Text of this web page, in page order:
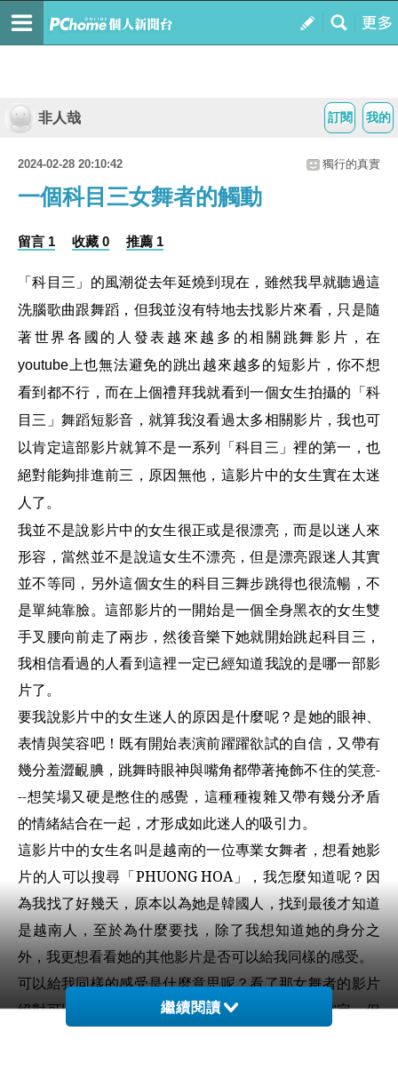
我的
訂閱
非人哉
2024-02-28 20:10:42 獨行的真實
一個科目三女舞者的觸動
留言 1 收藏 0 推薦 1
「科目三」的風潮從去年延燒到現在，雖然我早就聽過這
洗腦歌曲跟舞蹈，但我並沒有特地去找影片來看，只是隨
著世界各國的人發表越來越多的相關跳舞影片，在
youtube 上也無法避免的跳出越來越多的短影片，你不想
看到都不行，而在上個禮拜我就看到一個女生拍攝的「科
目三」舞蹈短影音，就算我沒看過太多相關影片，我也可
以肯定這部影片就算不是一系列「科目三」裡的第一，也
絕對能夠排進前三，原因無他，這影片中的女生實在太迷
人了。
我並不是說影片中的女生很正或是很漂亮，而是以迷人來
形容，當然並不是說這女生不漂亮，但是漂亮跟迷人其實
並不等同，另外這個女生的科目三舞步跳得也很流暢，不
是單純靠臉。這部影片的一開始是一個全身黑衣的女生雙
手叉腰向前走了兩步，然後音樂下她就開始跳起科目三，
我相信看過的人看到這裡一定已經知道我說的是哪一部影
片了。
要我說影片中的女生迷人的原因是什麼呢？是她的眼神、
表情與笑容吧！既有開始表演前躍躍欲試的自信，又帶有
幾分羞澀靦腆，跳舞時眼神與嘴角都帶著掩飾不住的笑意-
--想笑場又硬是憋住的感覺，這種種複雜又帶有幾分矛盾
的情緒結合在一起，才形成如此迷人的吸引力。
這影片中的女生名叫是越南的一位專業女舞者，想看她影
片的人可以搜尋「PHUONG HOA」，我怎麼知道呢？因
為我找了好幾天，原本以為她是韓國人，找到最後才知道
是越南人，至於為什麼要找，除了我想知道她的身分之
外，我更想看看她的其他影片是否可以給我同樣的感受。
可以給我同樣的感受是什麼意思呢？看了那女舞者的影片
絕對可以判斷她是專業的，是否專業舞者還不能確定，但
繼續閱讀